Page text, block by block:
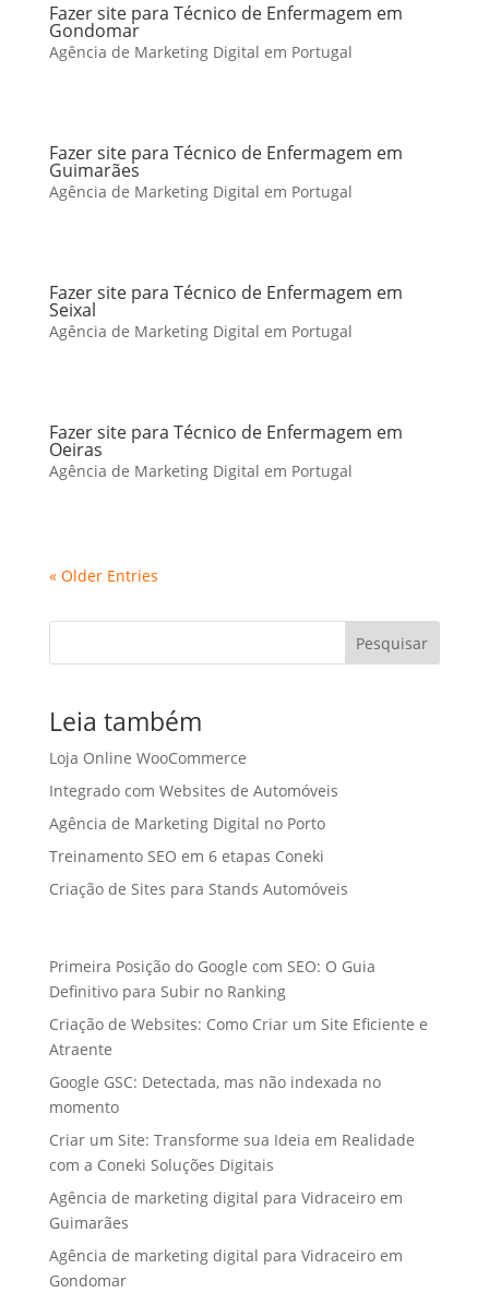
Fazer site para Técnico de Enfermagem em
Gondomar
Agência de Marketing Digital em Portugal
Fazer site para Técnico de Enfermagem em
Guimarães
Agência de Marketing Digital em Portugal
Fazer site para Técnico de Enfermagem em
Seixal
Agência de Marketing Digital em Portugal
Fazer site para Técnico de Enfermagem em
Oeiras
Agência de Marketing Digital em Portugal
« Older Entries
Pesquisar
Leia também
Loja Online WooCommerce
Integrado com Websites de Automóveis
Agência de Marketing Digital no Porto
Treinamento SEO em 6 etapas Coneki
Criação de Sites para Stands Automóveis
Primeira Posição do Google com SEO: O Guia
Definitivo para Subir no Ranking
Criação de Websites: Como Criar um Site Eficiente e
Atraente
Google GSC: Detectada, mas não indexada no
momento
Criar um Site: Transforme sua Ideia em Realidade
com a Coneki Soluções Digitais
Agência de marketing digital para Vidraceiro em
Guimarães
Agência de marketing digital para Vidraceiro em
Gondomar